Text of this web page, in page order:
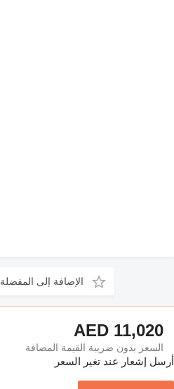
الإضافة إلى المفضلة
AED 11,020
السعر بدون ضريبة القيمة المضافة
أرسل إشعار عند تغير السعر